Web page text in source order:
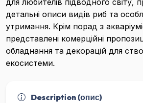
для любителів підводного світу,
детальні описи видів риб та
утримання. Крім порад з
представлені комерційні
обладнання та декорацій для
екосистеми.
Description (опис)